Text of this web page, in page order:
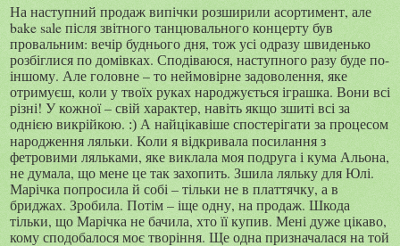
На наступний продаж випічки розширили асортимент, але
bakesaleпісля звітного танцювального концерту був
провальним: вечір буднього дня, тож усі одразу швиденько
розбіглися по домівках. Сподіваюся, наступного разу буде по-
іншому. Але головне – то неймовірне задоволення, яке
отримуєш, коли у твоїх руках народжується іграшка. Вони всі
різні! У кожної – свій характер, навіть якщо зшиті всі за
однією викрійкою. :) А найцікавіше спостерігати за процесом
народження ляльки. Коли я відкривала посилання з
фетровими ляльками, яке виклала моя подруга і кума Альона,
не думала, що мене це так захопить. Зшила ляльку для Юлі.
Марічка попросила й собі – тільки не в платтячку, а в
бриджах. Зробила. Потім – іще одну, на продаж. Шкода
тільки, що Марічка не бачила, хто її купив. Мені дуже цікаво,
кому сподобалося моє творіння. Ще одна призначалася на той